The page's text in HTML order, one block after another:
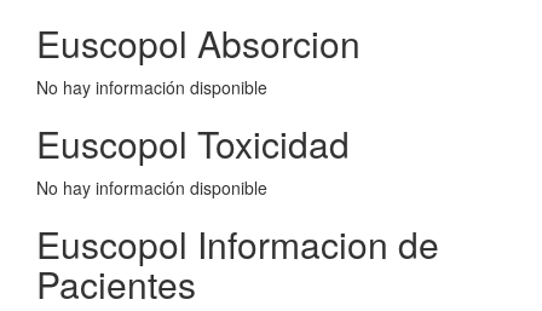
Euscopol Absorcion
No hay información disponible
Euscopol Toxicidad
No hay información disponible
Euscopol Informacion de
Pacientes